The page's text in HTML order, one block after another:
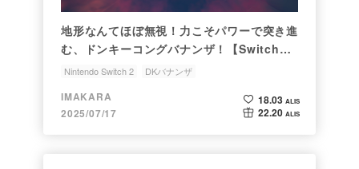
地形なんてほぼ無視！力こそパワーで突き進
む、ドンキーコングバナンザ！【Switch
2】
Nintendo Switch 2 DKバナンザ
IMAKARA
2025/07/17
18.03 ALIS
22.20 ALIS